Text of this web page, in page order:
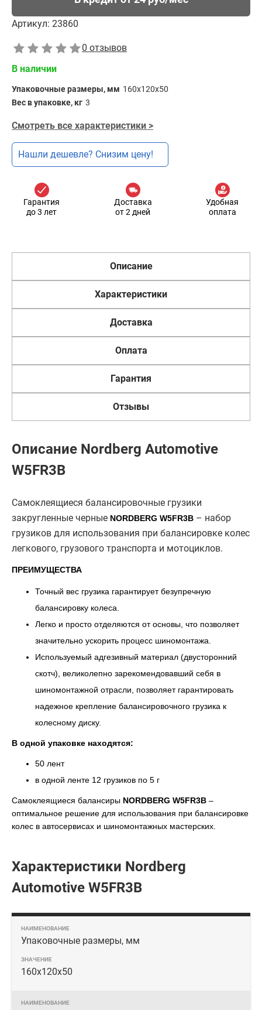
Артикул: 23860
0 отзывов
В наличии
Упаковочные размеры, мм 160х120х50
Вес в упаковке, кг 3
Смотреть все характеристики >
Нашли дешевле? Снизим цену!
Гарантия
до 3 лет
Доставка
от 2 дней
Удобная
оплата
Описание
Характеристики
Доставка
Оплата
Гарантия
Отзывы
Описание Nordberg Automotive
W5FR3B
Самоклеящиеся балансировочные грузики
закругленные черные NORDBERG W5FR3B – набор
грузиков для использования при балансировке колес
легкового, грузового транспорта и мотоциклов.
ПРЕИМУЩЕСТВА
Точный вес грузика гарантирует безупречную
балансировку колеса.
Легко и просто отделяются от основы, что позволяет
значительно ускорить процесс шиномонтажа.
Используемый адгезивный материал (двусторонний
скотч), великолепно зарекомендовавший себя в
шиномонтажной отрасли, позволяет гарантировать
надежное крепление балансировочного грузика к
колесному диску.
В одной упаковке находятся:
50 лент
в одной ленте 12 грузиков по 5 г
Самоклеящиеся балансиры NORDBERG W5FR3B –
оптимальное решение для использования при балансировке
колес в автосервисах и шиномонтажных мастерских.
Характеристики Nordberg
Automotive W5FR3B
Упаковочные размеры, мм
160х120х50